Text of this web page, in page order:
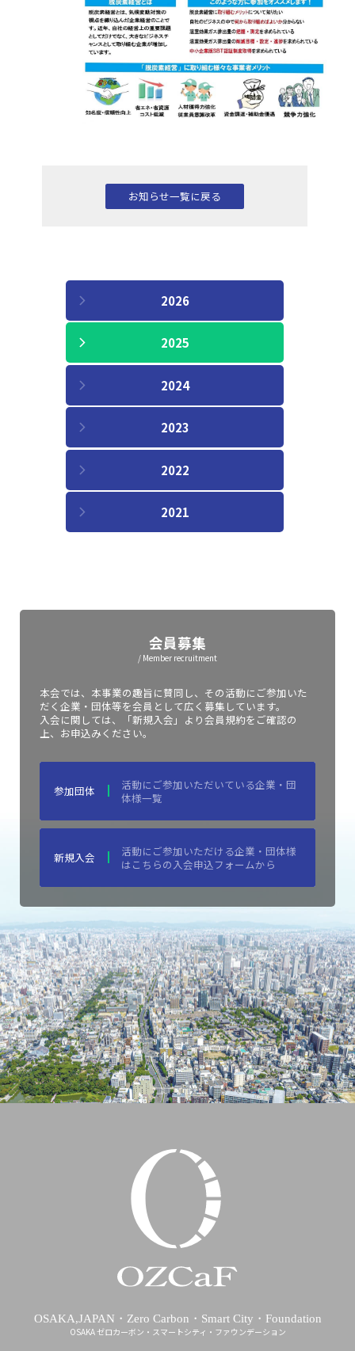
お知らせ一覧に戻る
2026
2025
2024
2023
2022
2021
会員募集
/ Member recruitment
本会では、本事業の趣旨に賛同し、その活動にご参加いた
だく企業・団体等を会員として広く募集しています。
入会に関しては、「新規入会」より会員規約をご確認の
上、お申込みください。
参加団体
活動にご参加いただいている企業・団
体様一覧
新規入会
活動にご参加いただける企業・団体様
はこちらの入会申込フォームから
OSAKA,JAPAN・Zero Carbon・Smart City・Foundation
OSAKA ゼロカーボン・スマートシティ・ファウンデーション